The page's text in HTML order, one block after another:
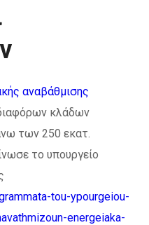
αναβάθμισης
κλάδων
των 250 εκατ.
το υπουργείο
tou-ypourgeiou-
energeiaka-